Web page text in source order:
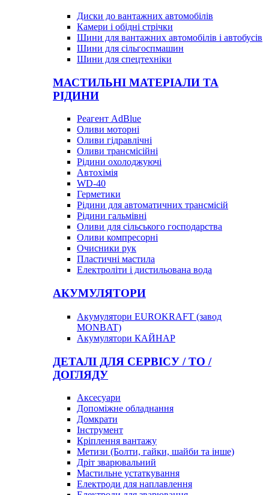
Диски до вантажних автомобілів
Камери і обідні стрічки
Шини для вантажних автомобілів і автобусів
Шини для сільгоспмашин
Шини для спецтехніки
МАСТИЛЬНІ МАТЕРІАЛИ ТА
РІДИНИ
Реагент AdBlue
Оливи моторні
Оливи гідравлічні
Оливи трансмісійні
Рідини охолоджуючі
Автохімія
WD-40
Герметики
Рідини для автоматичних трансмісій
Рідини гальмівні
Оливи для сільського господарства
Оливи компресорні
Очисники рук
Пластичні мастила
Електроліти і дистильована вода
АКУМУЛЯТОРИ
Акумулятори EUROKRAFT (завод
MONBAT)
Акумулятори КАЙНАР
ДЕТАЛІ ДЛЯ СЕРВІСУ / ТО /
ДОГЛЯДУ
Аксесуари
Допоміжне обладнання
Домкрати
Інструмент
Кріплення вантажу
Метизи (Болти, гайки, шайби та інше)
Дріт зварювальний
Мастильне устаткування
Електроди для наплавлення